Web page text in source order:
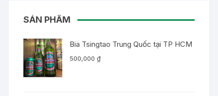
SẢN PHẨM
Bia Tsingtao Trung Quốc tại TP HCM
500,000₫